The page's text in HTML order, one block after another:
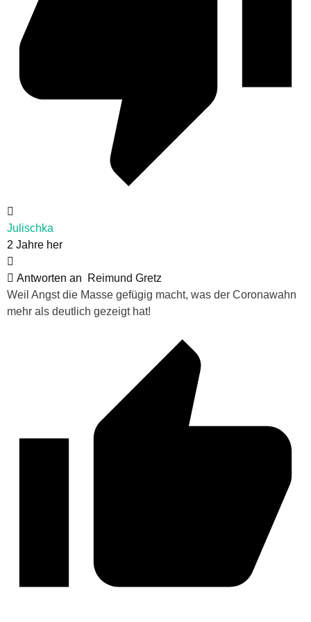
Julischka
2 Jahre her
Antworten an
Reimund Gretz
Weil Angst die Masse gefügig macht, was der Coronawahn
mehr als deutlich gezeigt hat!